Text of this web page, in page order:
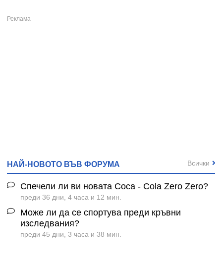
НАЙ-НОВОТО ВЪВ ФОРУМА
Спечели ли ви новата Coca - Cola Zero Zero?
преди 36 дни, 4 часа и 12 мин.
Може ли да се спортува преди кръвни
изследвания?
преди 45 дни, 3 часа и 38 мин.
Всички